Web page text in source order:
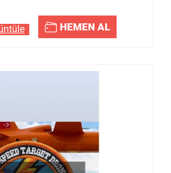
HEMEN AL